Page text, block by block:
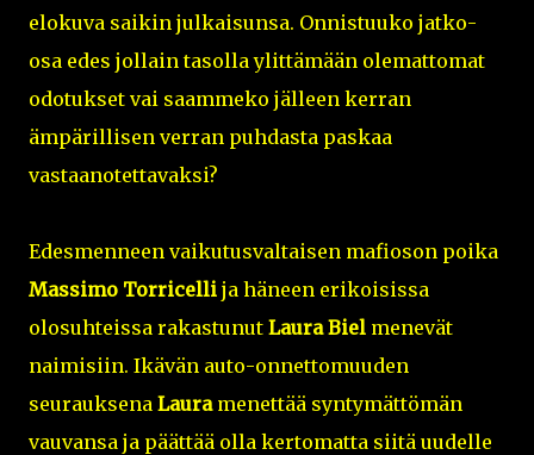
elokuva saikin julkaisunsa. Onnistuuko jatko-
osa edes jollain tasolla ylittämään olemattomat
odotukset vai saammeko jälleen kerran
ämpärillisen verran puhdasta paskaa
vastaanotettavaksi?
Edesmenneen vaikutusvaltaisen mafioson poika
Massimo Torricelli ja häneen erikoisissa
olosuhteissa rakastunut Laura Biel menevät
naimisiin. Ikävän auto-onnettomuuden
seurauksena Lauramenettää syntymättömän
vauvansa ja päättää olla kertomatta siitä uudelle